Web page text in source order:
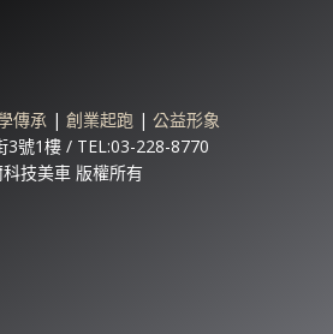
傳承 | 創業起跑 | 公益形象
3號1樓 / TEL:03-228-8770
技美車 版權所有